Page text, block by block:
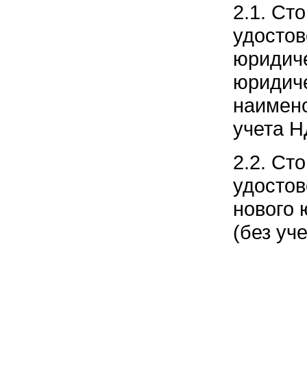
2.1.
учета
2.2.
нового
(без